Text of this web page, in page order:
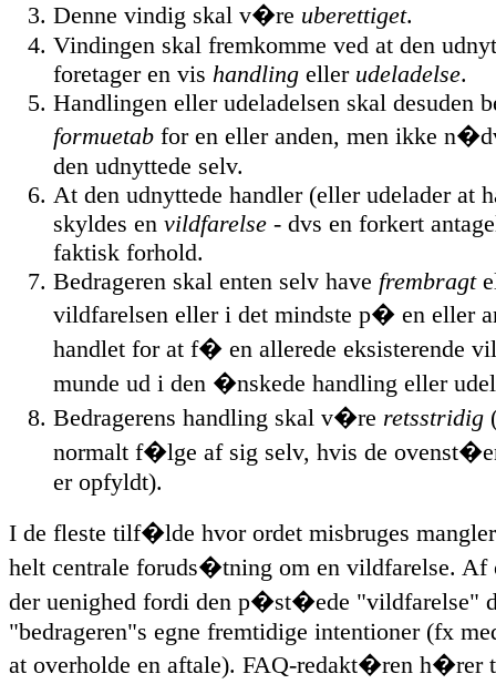
Denne vindig skal v�re uberettiget.
Vindingen skal fremkomme ved at den
foretager en vis handling eller udeladelse.
Handlingen eller udeladelsen skal desuden
formuetab for en eller anden, men ikke
den udnyttede selv.
At den udnyttede handler (eller udelader at
skyldes en vildfarelse - dvs en forkert
faktisk forhold.
Bedrageren skal enten selv have frembragt
vildfarelsen eller i det mindste p� en eller
handlet for at f� en allerede eksisterende
munde ud i den �nskede handling eller
Bedragerens handling skal v�re retsstridig
normalt f�lge af sig selv, hvis de
er opfyldt).
I de fleste tilf�lde hvor ordet misbruges
helt centrale foruds�tning om en vildfarelse.
der uenighed fordi den p�st�ede "vildfarelse"
"bedrageren"s egne fremtidige intentioner (fx
at overholde en aftale). FAQ-redakt�ren